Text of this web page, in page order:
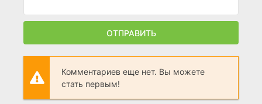
ОТПРАВИТЬ
Комментариев еще нет. Вы можете
стать первым!